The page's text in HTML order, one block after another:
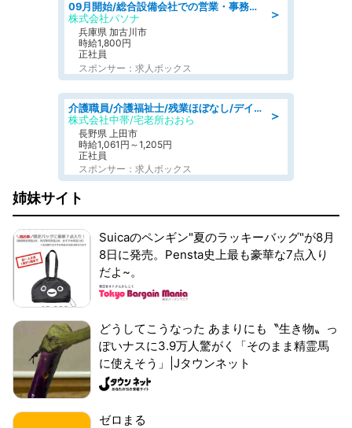
＞
09月開始/総合設備会社での営業・事務のお仕事/車通勤可/賞与あり/営業/営業事務
株式会社パソナ
兵庫県 加古川市
時給1,800円
正社員
スポンサー：求人ボックス
＞
介護職員/介護福祉士/残業ほぼなし/デイサービスの介護士/日勤のみ
株式会社中帯/宅老所おおら
長野県 上田市
時給1,061円～1,205円
正社員
スポンサー：求人ボックス
姉妹サイト
Suicaのペンギン"夏のラッキーバッグ"が8月
8日に発売。Pensta史上最も豪華な7点入り
だよ~。
どうしてこうなった あまりにも〝生き物〟っ
ぽいナスに3.9万人驚がく「そのまま精霊馬
に使えそう」|Jタウンネット
ゼロまる